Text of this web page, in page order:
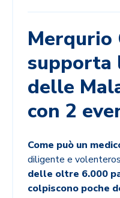
Merqurio
supporta
delle
con 2
Come può un
diligente e
delle oltre 6.000
colpiscono poche